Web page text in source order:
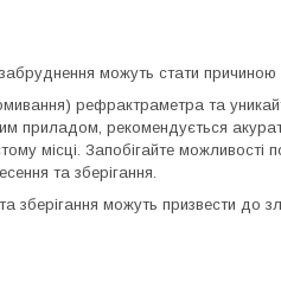
можуть стати
рефрактраметра та
приладом, рекомендується
місці. Запобігайте можливості
та зберігання.
зберігання можуть призвести до